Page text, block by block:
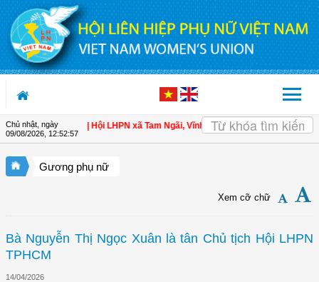
Truy cập nội dung luôn
Chủ nhật, ngày
09/08/2026, 12:52:57
cho hội viên | Hội LHPN xã Tam Ngãi, Vĩnh Long sơ kết công tác Hội và
Gương phụ nữ
Xem cỡ chữ
Bà Nguyễn Thị Ngọc Xuân là tân Chủ tịch Hội LHPN
TPHCM
14/04/2026